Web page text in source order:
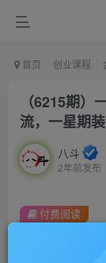
首页 创业课程
（6215期）
流，一星期
八斗
2年前发布
此内容为付费
付费阅读